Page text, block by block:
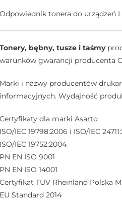
Odpowiednik tonera do urządzeń
Tonery, bębny, tusze i taśmy
warunków gwarancji producenta
Marki i nazwy producentów
informacyjnych. Wydajność
Certyfikaty dla marki Asarto
ISO/IEC 19798:2006 i ISO/IEC
ISO/IEC 19752:2004
PN EN ISO 9001
PN EN ISO 14001
Certyfikat TÜV Rheinland Polska
EU Standard 2014